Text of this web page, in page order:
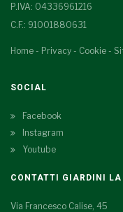
P.IVA: 04336961216
C.F.: 91001880631
Home - Privacy - Cookie -
SOCIAL
Facebook
Instagram
Youtube
CONTATTI GIARDINI LA
Via Francesco Calise, 45